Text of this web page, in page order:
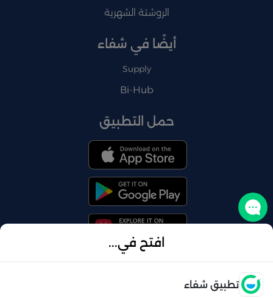
افتح في...
تطبيق شفاء
الروشتة الشهرية
أيضًا في شفاء
Supply
Bi-Hub
حمل التطبيق
© 2026 شفاء . كل الحقوق محفوظة
تواصل معنا